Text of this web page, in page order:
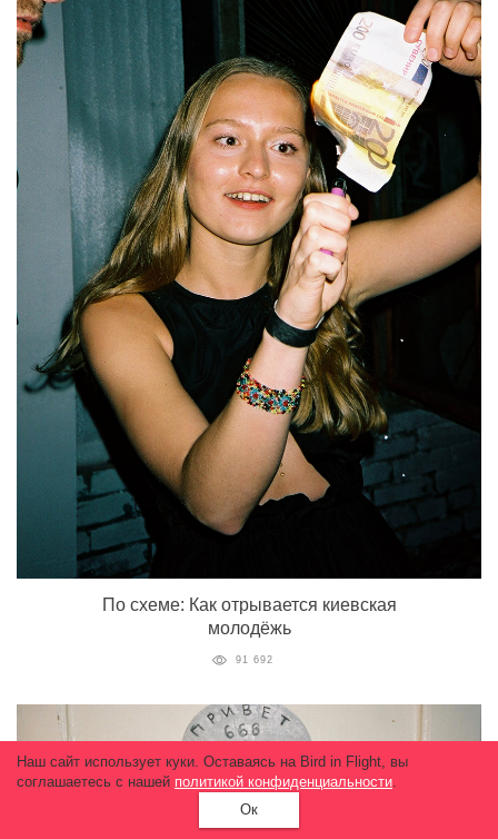
По схеме: Как отрывается киевская
молодёжь
91 692
Наш сайт использует куки. Оставаясь на Bird in Flight, вы
соглашаетесь с нашей политикой конфиденциальности.
Ок